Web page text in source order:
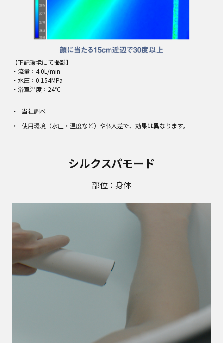
【下記環境にて撮影】
・流量：4.0L/min
・水圧：0.154MPa
・浴室温度：24℃
当社調べ
使用環境（水圧・温度など）や個人差で、効果は異なります。
シルクスパモード
部位：身体